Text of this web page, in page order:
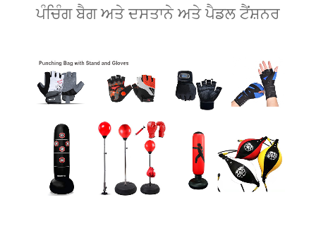
ਪੰਚਿੰਗ ਬੈਗ ਅਤੇ ਦਸਤਾਨੇ ਅਤੇ ਪੈਡਲ ਟੈਂਸ਼ਨਰ